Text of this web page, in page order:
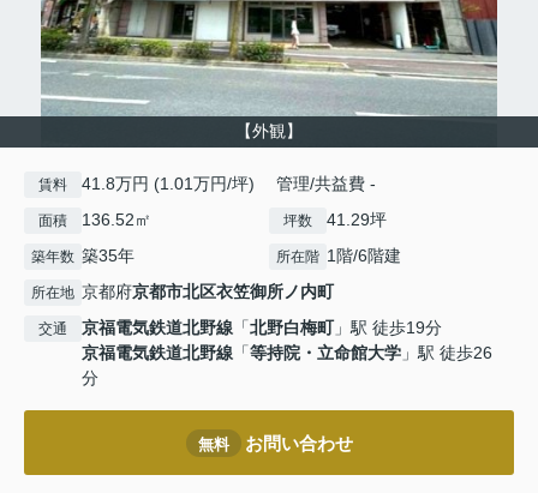
【外観】
賃料 41.8万円 (1.01万円/坪) 管理/共益費 -
面積 136.52㎡ 坪数 41.29坪
築年数 築35年 所在階 1階/6階建
所在地 京都府京都市北区衣笠御所ノ内町
交通 京福電気鉄道北野線 「北野白梅町」駅 徒歩19分
京福電気鉄道北野線 「等持院・立命館大学 」駅 徒歩26
分
無料 お問い合わせ